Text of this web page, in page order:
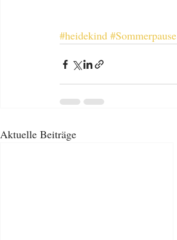
#heidekind #Sommerpause
Aktuelle Beiträge